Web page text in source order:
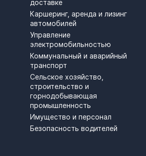
доставке
Каршеринг, аренда и лизинг
автомобилей
Управление
электромобильностью
Коммунальный и аварийный
транспорт
Сельское хозяйство,
строительство и
горнодобывающая
промышленность
Имущество и персонал
Безопасность водителей